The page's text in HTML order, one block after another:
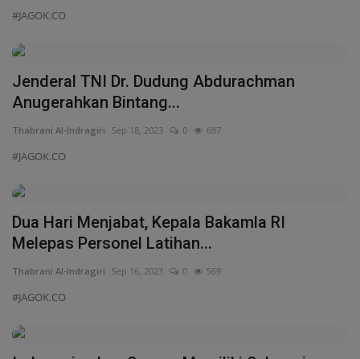
Melepas Personel Latihan...
Thabrani Al-Indragiri Sep 16, 2023
Rescue Vehicle...
Thabrani Al-Indragiri
#JAGOK.CO Artikel Submarine Rescue Vehicle System (SRVS)